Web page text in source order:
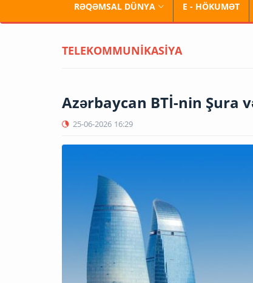
RƏQƏMSAL DÜNYA E - HÖKUMƏT
TELEKOMMUNİKASİYA
Azərbaycan BTİ-nin Şura
25-06-2026 16:29